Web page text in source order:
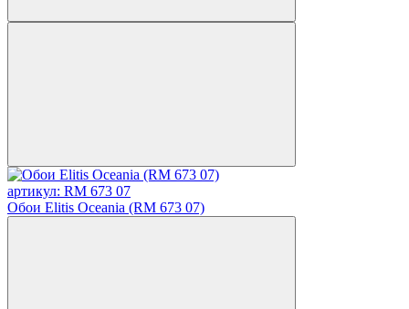
артикул: RM 673 07
Обои Elitis Oceania (RM 673 07)